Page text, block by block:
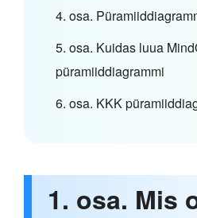
4. osa.
5. osa. Kuidas luua
püramiiddiagrammi
6. osa. KKK
1. osa. Mis